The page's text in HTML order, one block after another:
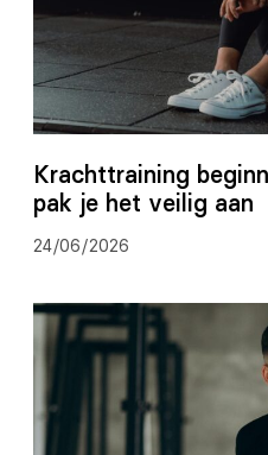
Krachttraining
pak je het veilig aan
24/06/2026